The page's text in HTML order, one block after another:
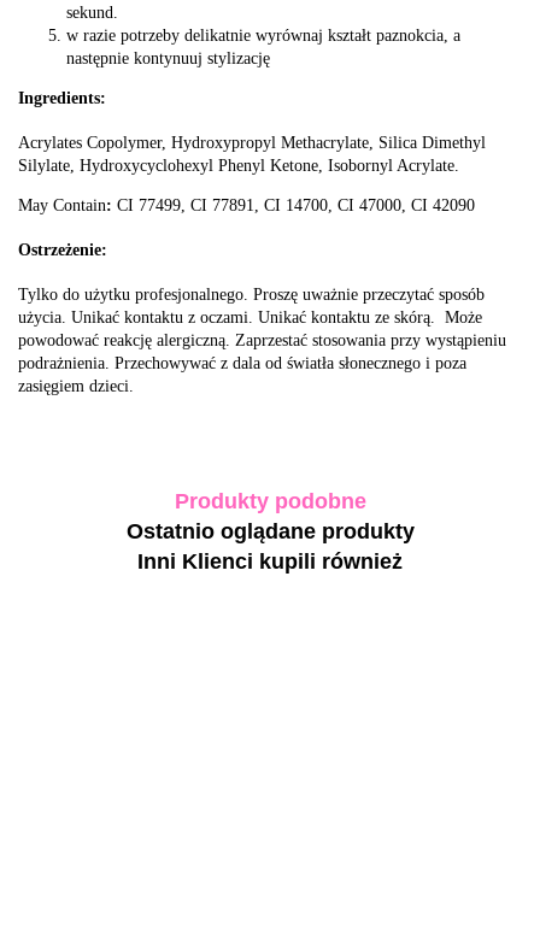
sekund.
w razie potrzeby delikatnie wyrównaj kształt paznokcia, a
następnie kontynuuj stylizację
Ingredients:
Acrylates Copolymer, Hydroxypropyl Methacrylate, Silica Dimethyl
Silylate, Hydroxycyclohexyl Phenyl Ketone, Isobornyl Acrylate.
May Contain: CI 77499, CI 77891, CI 14700, CI 47000, CI 42090
Ostrzeżenie:
Tylko do użytku profesjonalnego. Proszę uważnie przeczytać sposób
użycia. Unikać kontaktu z oczami. Unikać kontaktu ze skórą. Może
powodować reakcję alergiczną. Zaprzestać stosowania przy wystąpieniu
podrażnienia. Przechowywać z dala od światła słonecznego i poza
zasięgiem dzieci.
Produkty podobne
Ostatnio oglądane produkty
Inni Klienci kupili również